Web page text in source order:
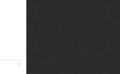
?